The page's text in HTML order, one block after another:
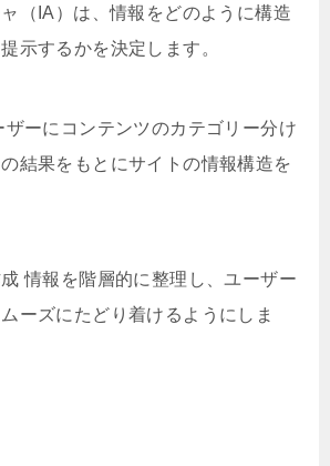
（IA）は、情報をどのように構造
示するかを決定します。
ザーにコンテンツのカテゴリー分け
結果をもとにサイトの情報構造を
情報を階層的に整理し、ユーザー
ーズにたどり着けるようにしま